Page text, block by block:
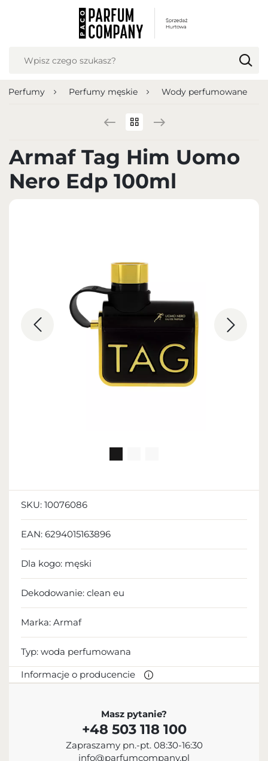
Perfumy Perfumy męskie Wody perfumowane
Armaf Tag Him Uomo
Nero Edp 100ml
SKU: 10076086
EAN: 6294015163896
Dla kogo: męski
Dekodowanie: clean eu
Marka: Armaf
Typ: woda perfumowana
Informacje o producencie
Sterling Parfums LLC
+9714 885 5588
info@sterling.ae
Masz pytanie?
+48 503 118 100
Zapraszamy pn.-pt. 08:30-16:30
info@parfumcompany.pl
USTAWIENIA REGIONALNE
Język
Polish zloty (PLN)
ZAPISZ